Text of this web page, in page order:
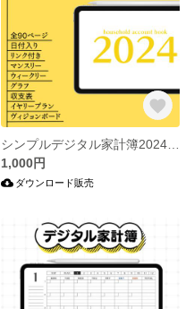
1,000円
ダウンロード販売